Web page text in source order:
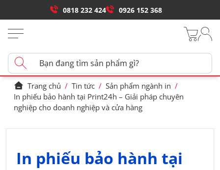
0818 232 424 0926 152 368
Trang chủ / Tin tức / Sản phẩm ngành in /
In phiếu bảo hành tại Print24h – Giải pháp chuyên
nghiệp cho doanh nghiệp và cửa hàng
In phiếu bảo hành tại